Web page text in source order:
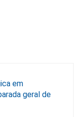
em
geral de